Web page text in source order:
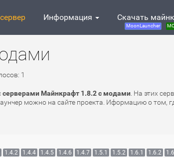
Информация Скачать
MoonLauncher
1
серверами Майнкрафт 1.8.2 с модами . На этих
можно на сайте проекта. Иформацию о том,
1.4.2 1.4.4 1.4.5 1.4.6 1.4.7 1.5.1 1.5.2 1.6.1 1.6.2